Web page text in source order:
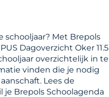
schooljaar? Met Brepols
Dagoverzicht Oker 11.5
overzichtelijk in te
vinden die je nodig
Lees de
Brepols Schoolagenda